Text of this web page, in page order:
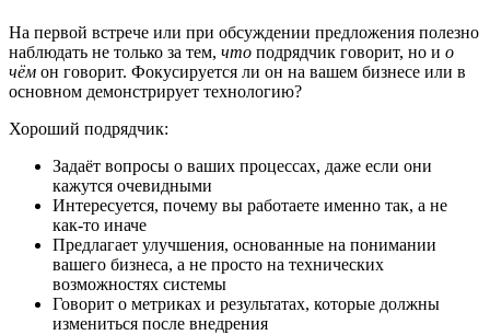
На первой встрече или при обсуждении предложения полезно
наблюдать не только за тем, что подрядчик говорит, но и о
чём он говорит. Фокусируется ли он на вашем бизнесе или в
основном демонстрирует технологию?
Хороший подрядчик:
Задаёт вопросы о ваших процессах, даже если они
кажутся очевидными
Интересуется, почему вы работаете именно так, а не
как-то иначе
Предлагает улучшения, основанные на понимании
вашего бизнеса, а не просто на технических
возможностях системы
Говорит о метриках и результатах, которые должны
измениться после внедрения